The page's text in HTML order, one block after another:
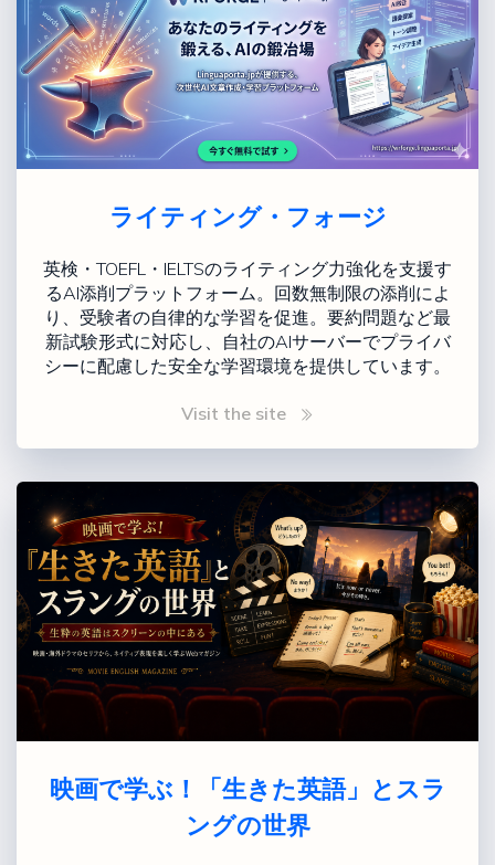
ライティング・フォージ
英検・TOEFL・IELTSのライティング力強化を支援す
るAI添削プラットフォーム。回数無制限の添削によ
り、受験者の自律的な学習を促進。要約問題など最
新試験形式に対応し、自社のAIサーバーでプライバ
シーに配慮した安全な学習環境を提供しています。
Visit the site
映画で学ぶ！「生きた英語」とスラ
ングの世界